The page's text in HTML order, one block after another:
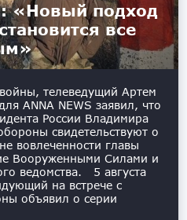
«Новый подход
все
телеведущий Артем
ANNA NEWS заявил, что
России Владимира
свидетельствуют о
вовлеченности главы
Вооруженными Силами и
ведомства. 5 августа
на встрече с
объявил о серии